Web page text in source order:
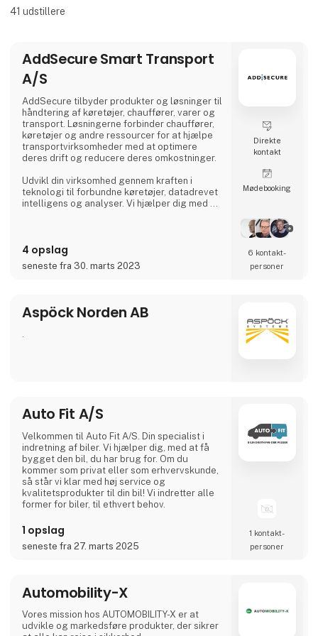
41 udstillere
AddSecure Smart Transport
A/S
AddSecure tilbyder produkter og løsninger til
håndtering af køretøjer, chauffører, varer og
transport. Løsningerne forbinder chauffører,
køretøjer og andre ressourcer for at hjælpe
transportvirksomheder med at optimere
deres drift og reducere deres omkostninger.
Udvikl din virksomhed gennem kraften i
teknologi til forbundne køretøjer, datadrevet
intelligens og analyser. Vi hjælper dig med at
global e-handel og miljøregler.
4 opslag
seneste fra 30. marts 2023
Direkte
kontakt
Møde­booking
6 kontakt­
personer
Aspöck Norden AB
.
Auto Fit A/S
Velkommen til Auto Fit A/S. Din specialist i
indretning af biler. Vi hjælper dig, med at få
bygget den bil, du har brug for. Om du
kommer som privat eller som erhvervskunde,
så står vi klar med høj service og
kvalitetsprodukter til din bil! Vi indretter alle
former for biler, til ethvert behov.
1 opslag
seneste fra 27. marts 2025
1 kontakt­
personer
Automobility-X
Vores mission hos AUTOMOBILITY-X er at
udvikle og markedsføre produkter, der sikrer